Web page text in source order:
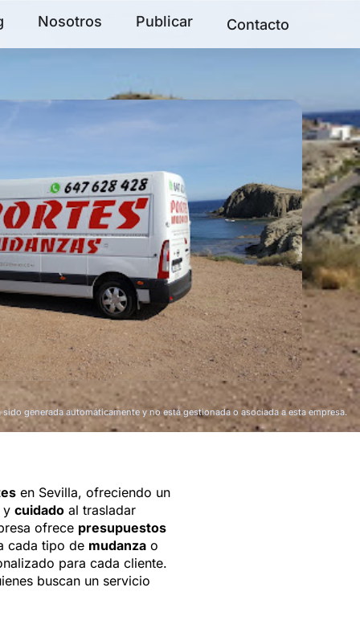
Nosotros Publicar Contacto
sido generada automáticamente y no está gestionada o asociada a esta empresa.
en Sevilla, ofreciendo un
y cuidado al trasladar
ofrece presupuestos
cada tipo de mudanza o
para cada cliente.
buscan un servicio